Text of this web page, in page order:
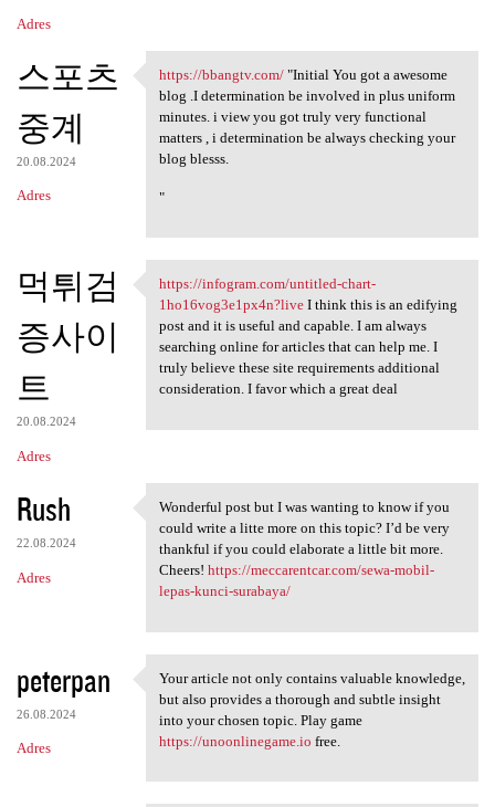
Adres
스포츠
중계
20.08.2024
Adres
https://bbangtv.com/ "Initial
https://bbangtv.com/"Initial You got a awesome
blog .I determination be involved in plus uniform
minutes. i view you got truly very functional
matters , i determination be always checking your
blog blesss.
"
먹튀검
증사이
트
20.08.2024
Adres
https://infogram.com/untitled
https://infogram.com/untitled-chart-
1ho16vog3e1px4n?liveI think this is an edifying
post and it is useful and capable. I am always
searching online for articles that can help me. I
truly believe these site requirements additional
consideration. I favor which a great deal
Rush
22.08.2024
Adres
Wonderful post but I was
Wonderful post but I was wanting to know if you
could write a litte more on this topic? I’d be very
thankful if you could elaborate a little bit more.
Cheers! https://meccarentcar.com/sewa-mobil-
lepas-kunci-surabaya/
peterpan
26.08.2024
Adres
Your article not only
Your article not only contains valuable knowledge,
but also provides a thorough and subtle insight
into your chosen topic. Play game
https://unoonlinegame.io free.